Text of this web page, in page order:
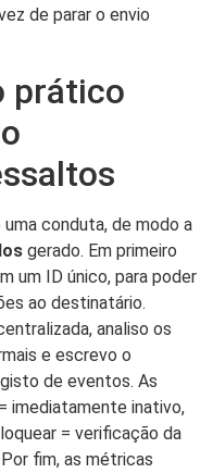
de parar o envio
prático
conduta, de modo a
gerado. Em primeiro
um ID único, para poder
ao destinatário.
analiso os
e escrevo o
de eventos. As
imediatamente inativo,
= verificação da
fim, as métricas